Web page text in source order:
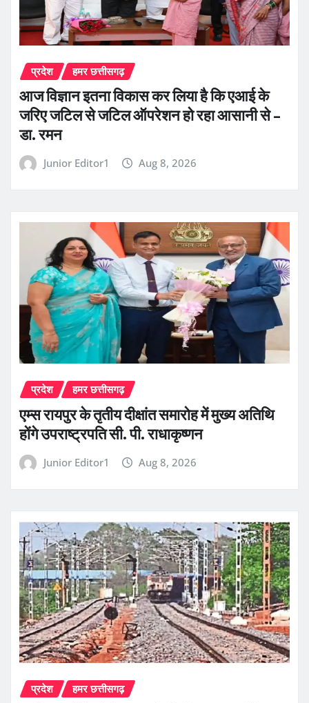
प्रदेश हमर छत्तीसगढ़
आज विज्ञान इतना विकास कर लिया है कि एआई के
जरिए जटिल से जटिल ऑपरेशन हो रहा आसानी से –
डा. रमन
Junior Editor1 Aug 8, 2026
प्रदेश हमर छत्तीसगढ़
एम्स रायपुर के तृतीय दीक्षांत समारोह में मुख्य अतिथि
होंगे उपराष्ट्रपति सी. पी. राधाकृष्णन
Junior Editor1 Aug 8, 2026
प्रदेश हमर छत्तीसगढ़